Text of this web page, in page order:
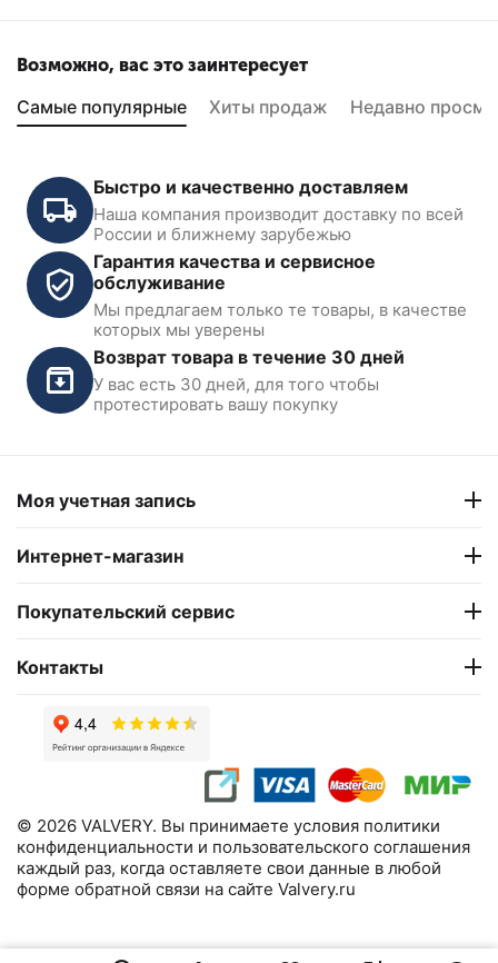
Возможно, вас это заинтересует
Самые популярные Хиты продаж Недавно
Быстро и качественно доставляем
Наша компания производит доставку по всей
России и ближнему зарубежью
Гарантия качества и сервисное
обслуживание
Мы предлагаем только те товары, в качестве
которых мы уверены
Возврат товара в течение 30 дней
У вас есть 30 дней, для того чтобы
протестировать вашу покупку
Моя учетная запись
Интернет-магазин
Покупательский сервис
Контакты
© 2026 VALVERY. Вы принимаете условия политики
конфиденциальности и пользовательского соглашения
каждый раз, когда оставляете свои данные в любой
форме обратной связи на сайте Valvery.ru